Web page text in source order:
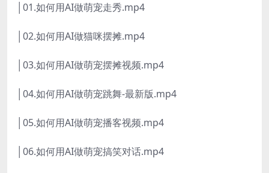
│01.如何用AI做萌宠走秀.mp4
│02.如何用AI做猫咪摆摊.mp4
│03.如何用AI做萌宠摆摊视频.mp4
│04.如何用AI做萌宠跳舞-最新版.mp4
│05.如何用AI做萌宠播客视频.mp4
│06.如何用AI做萌宠搞笑对话.mp4